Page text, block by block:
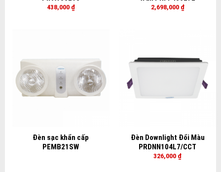
438,000 ₫ 2,698,000 ₫
Đèn sạc khẩn cấp
PEMB21SW
Đèn Downlight Đổi Màu
PRDNN104L7/CCT
326,000 ₫